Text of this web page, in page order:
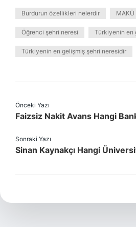
Burdurun özellikleri nelerdir
Öğrenci şehri neresi Türkiyenin en
Türkiyenin en gelişmiş şehri neresidir
Önceki Yazı
Faizsiz Nakit Avans Hangi
Sonraki Yazı
Sinan Kaynakçı Hangi